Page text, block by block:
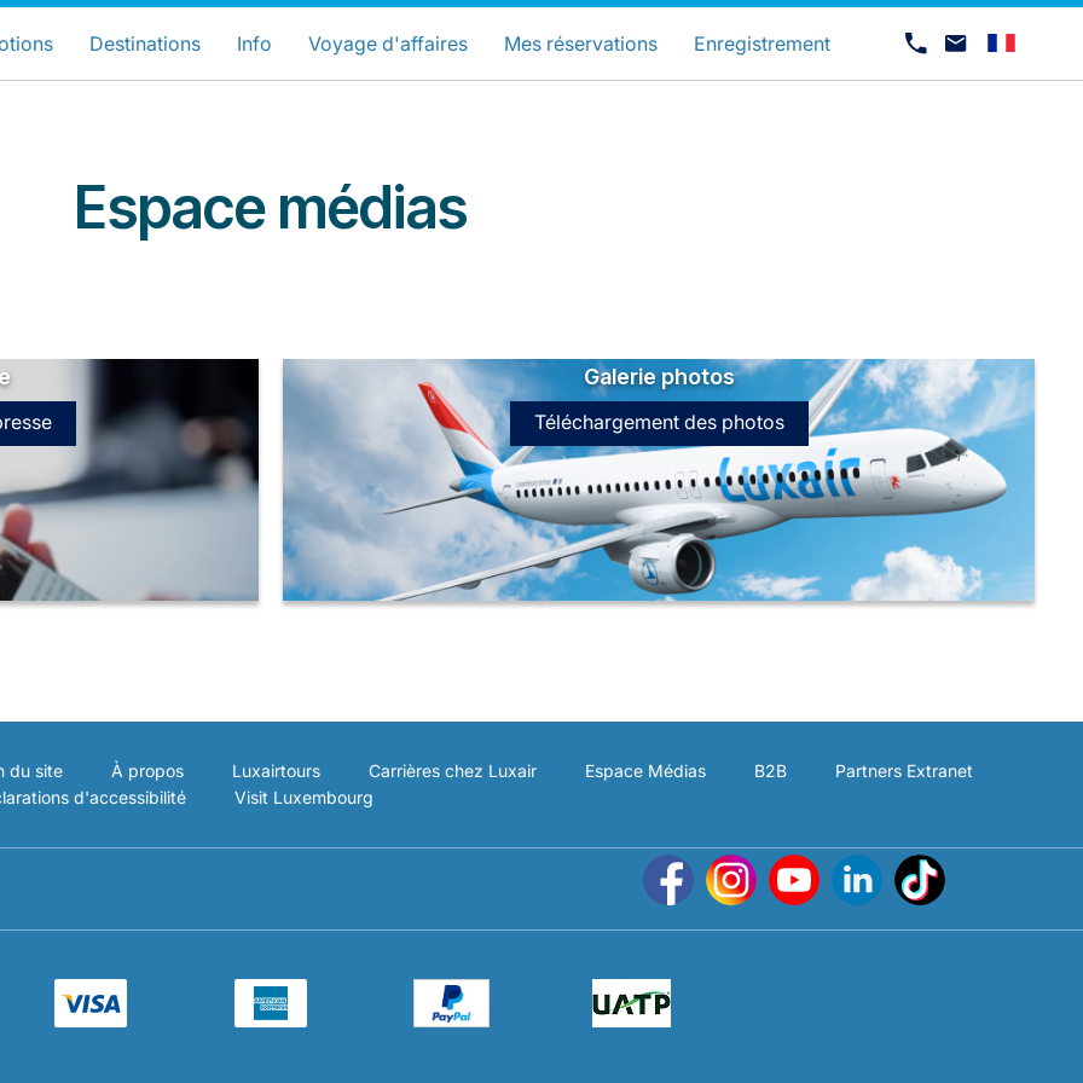
LuxairGroup Sites
LuxairGroup Carrières chez Luxair
votre pays et langue préférés
Destinations Info Voyage d'affaires Mes réservations Enregistrement
Espace médias
Galerie photos
Téléchargement des photos
du site À propos Luxairtours Carrières chez Luxair Espace Médias B2B
Partners Extranet
d'accessibilité Visit Luxembourg